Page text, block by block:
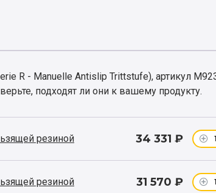
R - Manuelle Antislip Trittstufe), артикул
подходят ли они к вашему продукту.
резиной 34 331 ₽ 1
резиной 31 570 ₽ 1